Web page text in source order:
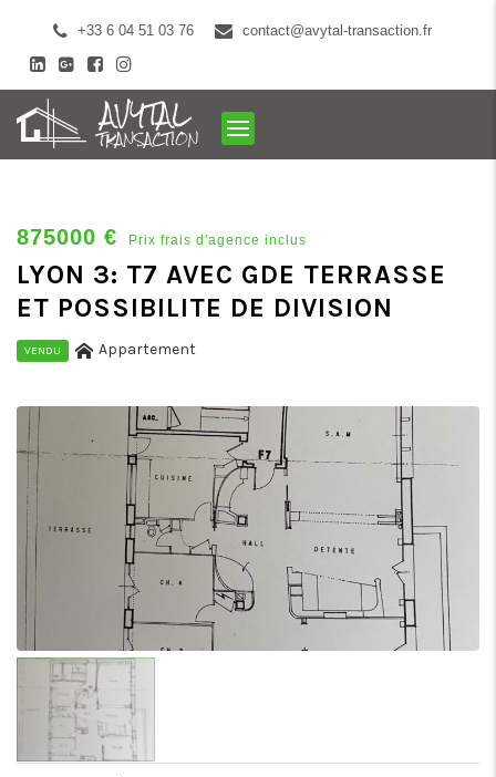
+33 6 04 51 03 76 contact@avytal-transaction.fr
875000 € Prix frais d'agence inclus
LYON 3: T7 AVEC GDE TERRASSE
ET POSSIBILITE DE DIVISION
VENDU Appartement